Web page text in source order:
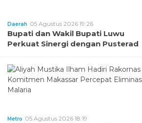
Daerah 05 Agustus 2026 19:26
Bupati dan Wakil Bupati Luwu
Perkuat Sinergi dengan Pusterad
Metro 05 Agustus 2026 18:19